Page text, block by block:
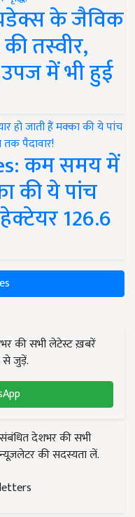
के जैविक
तस्वीर,
में भी हुई
कम समय में
की ये पांच
126.6
की सभी लेटेस्ट ख़बरें
से जुड़ें.
देशभर की सभी
की सदस्यता लें.